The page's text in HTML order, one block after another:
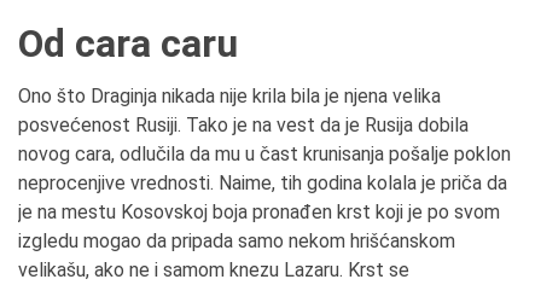
Od cara caru
Ono što Draginja nikada nije krila bila je njena velika
posvećenost Rusiji. Tako je na vest da je Rusija dobila
novog cara, odlučila da mu u čast krunisanja pošalje poklon
neprocenjive vrednosti. Naime, tih godina kolala je priča da
je na mestu Kosovskoj boja pronađen krst koji je po svom
izgledu mogao da pripada samo nekom hrišćanskom
velikašu, ako ne i samom knezu Lazaru. Krst se